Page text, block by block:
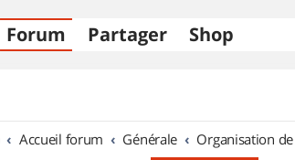
Forum Partager Shop
Accueil forum Générale Organisation